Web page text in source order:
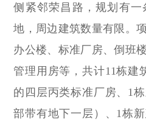
侧紧邻荣昌路，规划有
地，周边建筑数量有限。
办公楼、标准厂房、倒班
管理用房等，共计11栋建
的四层丙类标准厂房、1
部带有地下一层）、1栋